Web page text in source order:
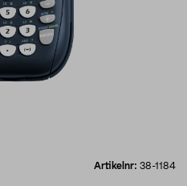
Artikelnr: 38-1184